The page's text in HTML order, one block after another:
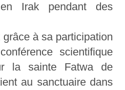
Irak pendant des
à sa participation
scientifique
la sainte Fatwa de
au sanctuaire dans